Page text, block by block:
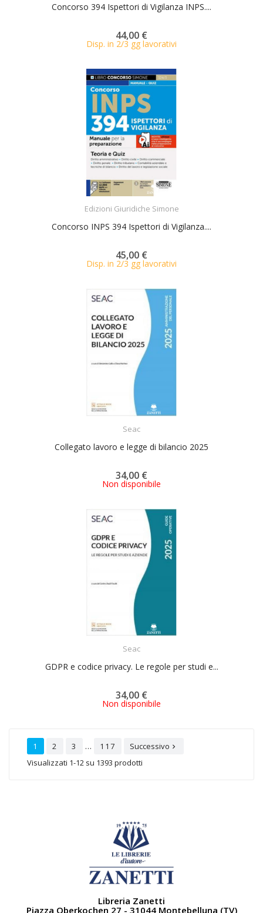
Concorso 394 Ispettori di Vigilanza INPS....
44,00 €
Disp. in 2/3 gg lavorativi
Edizioni Giuridiche Simone
Concorso INPS 394 Ispettori di Vigilanza....
45,00 €
Disp. in 2/3 gg lavorativi
Seac
Collegato lavoro e legge di bilancio 2025
34,00 €
Non disponibile
Seac
GDPR e codice privacy. Le regole per studi e...
34,00 €
Non disponibile
1 2 3 … 117 Successivo 
Visualizzati 1-12 su 1393 prodotti
Libreria Zanetti
Piazza Oberkochen 27 - 31044 Montebelluna (TV)